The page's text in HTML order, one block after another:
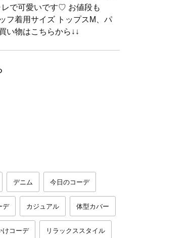
レで可愛いです♡ お値段も
フ着用サイズ トップスM、パ
い物はこちらから↓↓
デニム 今日のコーデ
デ カジュアル 体型カバー
けコーデ リラックススタイル